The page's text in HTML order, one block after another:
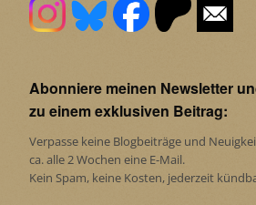
Abonniere meinen Newsletter
zu einem exklusiven Beitrag:
Verpasse keine Blogbeiträge und
ca. alle 2 Wochen eine E-Mail.
Kein Spam, keine Kosten, jederzeit